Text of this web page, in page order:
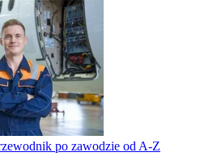
po zawodzie od A-Z